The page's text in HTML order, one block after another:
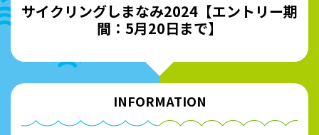
サイクリングしまなみ2024【エントリー期
間：5月20日まで】
INFORMATION